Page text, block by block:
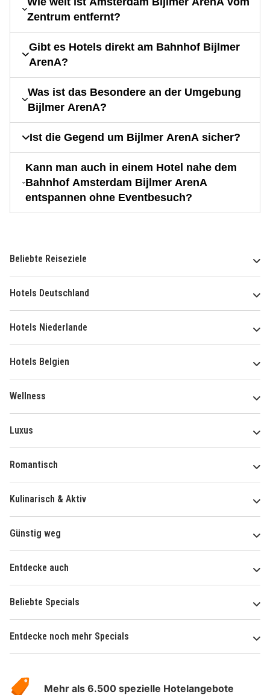
Zentrum entfernt?
Gibt es Hotels direkt am Bahnhof Bijlmer
ArenA?
Was ist das Besondere an der Umgebung
Bijlmer ArenA?
Ist die Gegend um Bijlmer ArenA sicher?
Kann man auch in einem Hotel nahe dem
Bahnhof Amsterdam Bijlmer ArenA
entspannen ohne Eventbesuch?
Beliebte Reiseziele
Hotels Deutschland
Hotels Niederlande
Hotels Belgien
Wellness
Luxus
Romantisch
Kulinarisch & Aktiv
Günstig weg
Entdecke auch
Beliebte Specials
Entdecke noch mehr Specials
Hotelspecials
Mehr als 6.500 spezielle Hotelangebote